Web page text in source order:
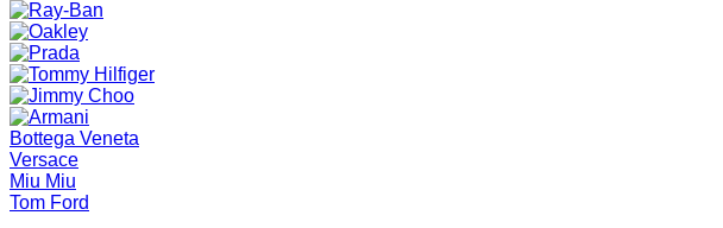
Bottega Veneta
Versace
Miu Miu
Tom Ford